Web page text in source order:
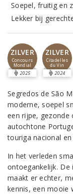
Soepel, fruitig en
Lekker bij
ZILVER
Concours
Mondial
2025
ZILVER
Citadelles
du Vin
2024
Segredos de São
moderne, soepel
een rijpe, gezonde
autochtone
touriga nacional
In het verleden
ontoegankelijk. De
maakt er echter,
kennis, een mooie